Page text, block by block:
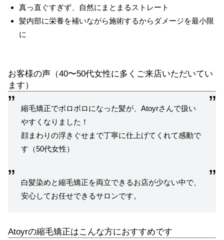
真っ直ぐすぎず、自然にまとまるストレート
髪内部に栄養を補いながら施術するからダメージを最小限
に
お客様の声（40〜50代女性に多くご来店いただいてい
ます）
縮毛矯正でボロボロになった髪が、Atoyrさんで扱い
やすくなりました！
顔まわりの浮きぐせまで丁寧に仕上げてくれて感動で
す（50代女性）
白髪染めと縮毛矯正を両立できるお店が少ない中で、
安心してお任せできるサロンです。
Atoyrの縮毛矯正はこんな方におすすめです